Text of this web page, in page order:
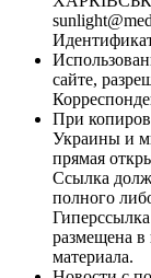
сайте,
При
Украины и
прямая
Ссылка
полного
размещена в
материала.